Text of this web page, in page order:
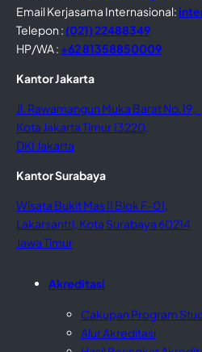
Email Kerjasama Internasional:
Telepon : (021) 22488349
HP/WA : +62 81358850009
Kantor Jakarta
Jl. Rawamangun Muka Barat No.19,
Kota Jakarta Timur 13220,
DKI Jakarta
Kantor Surabaya
Wisata Bukit Mas II Blok F-01,
Lakarsantri, Kota Surabaya 60214
Jawa Timur
Akreditasi
Cakupan Program
Alur Akreditasi